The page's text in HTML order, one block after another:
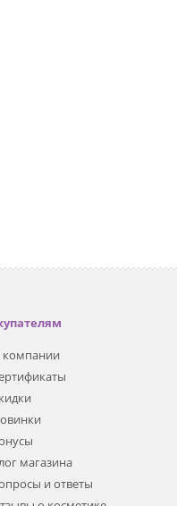
магазина
и ответы